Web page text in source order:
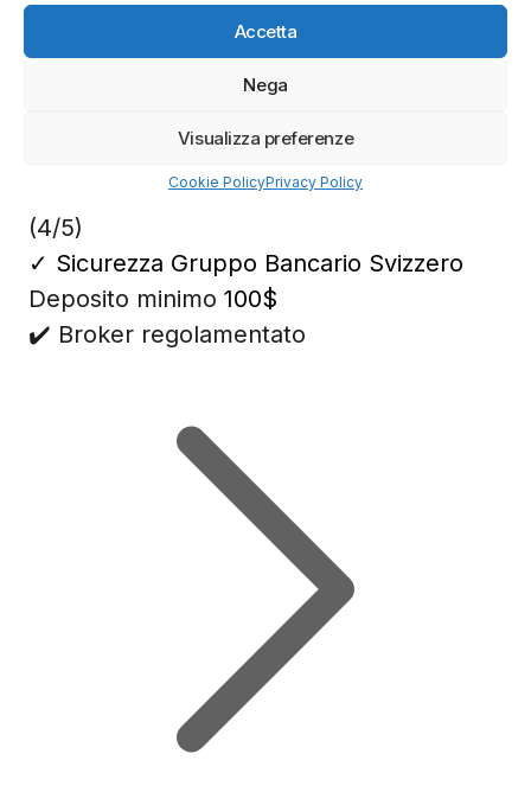
Accetta
Nega
Visualizza preferenze
Cookie PolicyPrivacy Policy
(4/5)
✓ Sicurezza Gruppo Bancario Svizzero
Deposito minimo 100$
✔️ Broker regolamentato